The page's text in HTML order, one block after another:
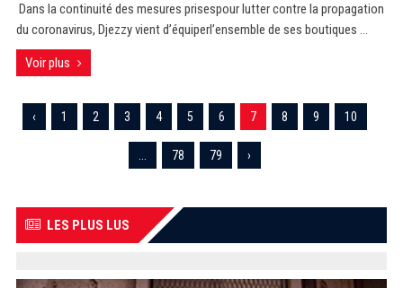
Dans la continuité des mesures prisespour lutter contre la propagation
du coronavirus, Djezzy vient d’équiperl’ensemble de ses boutiques ...
Voir plus
‹ 1 2 3 4 5 6 7 8 9 10
78 79 ›
LES PLUS LUS